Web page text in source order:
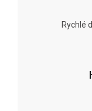
Rychlé